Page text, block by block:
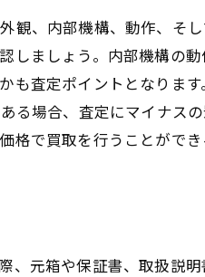
観、内部機構、動作、そ
しましょう。内部機構の
も査定ポイントとなりま
る場合、査定にマイナス
で買取を行うことができ
、元箱や保証書、取扱説